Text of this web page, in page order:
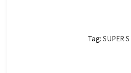
Tag: SUPER S